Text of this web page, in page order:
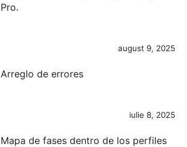
Pro.
august 9, 2025
Arreglo de errores
iulie 8, 2025
Mapa de fases dentro de los perfiles